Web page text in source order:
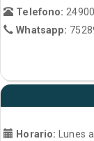
Telefono:
Whatsapp:
Horario: Lunes